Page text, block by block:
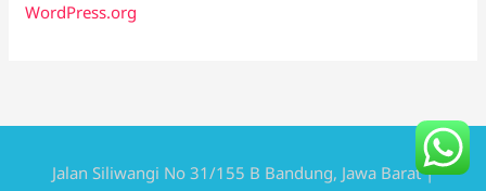
WordPress.org
Jalan Siliwangi No 31/155 B Bandung, Jawa Barat |